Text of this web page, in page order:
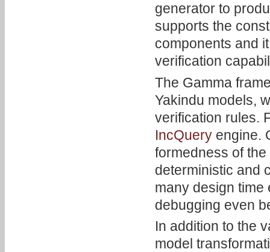
generator to
supports the
components and
verification
The Gamma
Yakindu models,
verification rules.
IncQueryengine.
formedness of
deterministic and
many design time
debugging even
In addition to the
model